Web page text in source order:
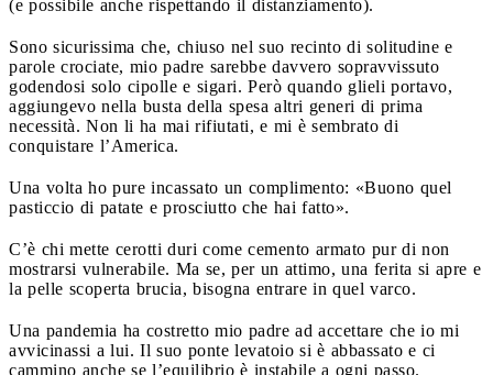
(e possibile anche rispettando il distanziamento).
Sono sicurissima che, chiuso nel suo recinto di solitudine e
parole crociate, mio padre sarebbe davvero sopravvissuto
godendosi solo cipolle e sigari. Però quando glieli portavo,
aggiungevo nella busta della spesa altri generi di prima
necessità. Non li ha mai rifiutati, e mi è sembrato di
conquistare l’America.
Una volta ho pure incassato un complimento: «Buono quel
pasticcio di patate e prosciutto che hai fatto».
C’è chi mette cerotti duri come cemento armato pur di non
mostrarsi vulnerabile. Ma se, per un attimo, una ferita si apre e
la pelle scoperta brucia, bisogna entrare in quel varco.
Una pandemia ha costretto mio padre ad accettare che io mi
avvicinassi a lui. Il suo ponte levatoio si è abbassato e ci
cammino anche se l’equilibrio è instabile a ogni passo.